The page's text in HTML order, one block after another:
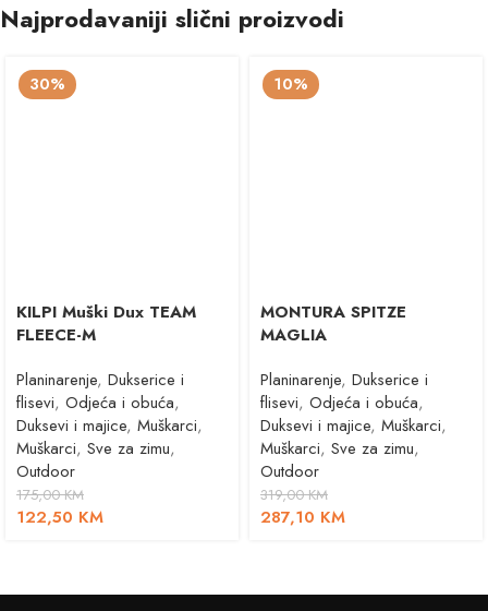
Najprodavaniji slični proizvodi
30%
KILPI Muški Dux TEAM
FLEECE-M
Planinarenje, Dukserice i
flisevi, Odjeća i obuća,
Duksevi i majice, Muškarci,
Muškarci, Sve za zimu,
Outdoor
175,00KM
122,50 KM
10%
MONTURA SPITZE
MAGLIA
Planinarenje, Dukserice i
flisevi, Odjeća i obuća,
Duksevi i majice, Muškarci,
Muškarci, Sve za zimu,
Outdoor
319,00KM
287,10 KM